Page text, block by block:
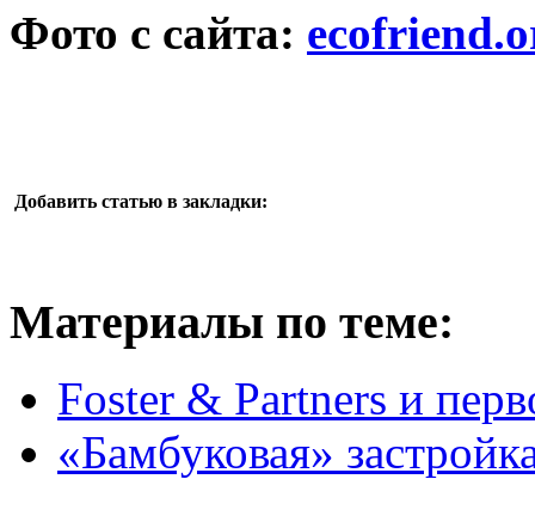
Фото с сайта:
Добавить статью в закладки:
Материалы по теме:
Foster & Partners и
«Бамбуковая»